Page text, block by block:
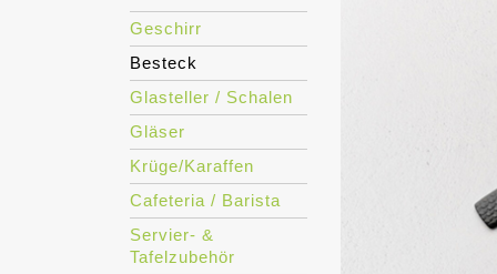
Geschirr
Besteck
Glasteller / Schalen
Gläser
Krüge/Karaffen
Cafeteria / Barista
Servier- &
Tafelzubehör